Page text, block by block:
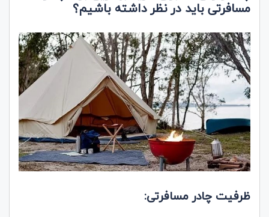
مسافرتی باید در نظر داشته باشیم؟
ظرفیت چادر مسافرتی: